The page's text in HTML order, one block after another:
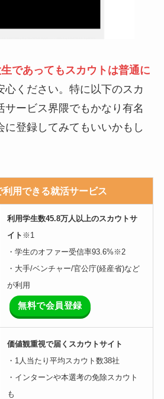
であってもスカウトは普通に
心ください。特に以下のスカ
サービス界隈でもかなり有名
に登録してみてもいいかもし
利用できる就活サービス
利用学生数45.8万人以上のスカウトサ
イト ※1
・学生のオファー受信率93.6%※2
・大手/ベンチャー/官公庁(経産省)など
が利用
無料で会員登録
価値観重視で届くスカウトサイト
・1人当たり平均スカウト数38社
・インターンや本選考の免除スカウト
も